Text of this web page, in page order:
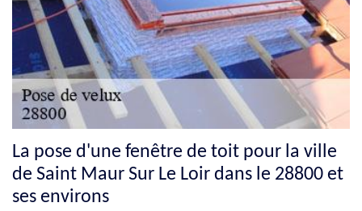
La pose d'une fenêtre de toit pour la ville
de Saint Maur Sur Le Loir dans le 28800 et
ses environs